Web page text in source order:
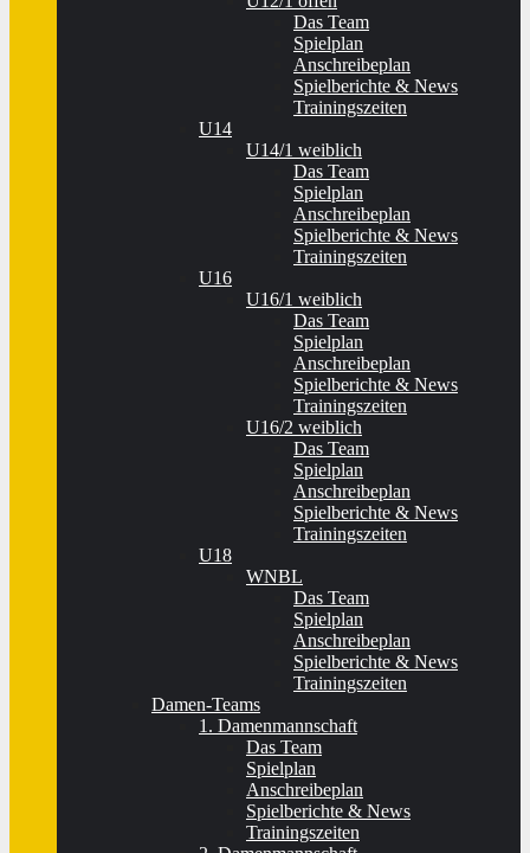
Das Team
Spielplan
Anschreibeplan
Spielberichte & News
Trainingszeiten
U14
U14/1 weiblich
Das Team
Spielplan
Anschreibeplan
Spielberichte & News
Trainingszeiten
U16
U16/1 weiblich
Das Team
Spielplan
Anschreibeplan
Spielberichte & News
Trainingszeiten
U16/2 weiblich
Das Team
Spielplan
Anschreibeplan
Spielberichte & News
Trainingszeiten
U18
WNBL
Das Team
Spielplan
Anschreibeplan
Spielberichte & News
Trainingszeiten
Damen-Teams
1. Damenmannschaft
Das Team
Spielplan
Anschreibeplan
Spielberichte & News
Trainingszeiten